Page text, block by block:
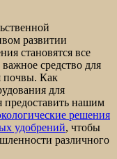
развитии
становятся все
средство для
почвы. Как
для
предоставить нашим
решения
удобрений, чтобы
различного